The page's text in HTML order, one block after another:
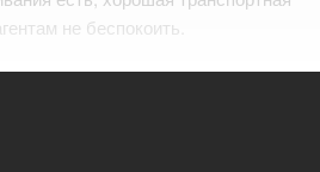
не беспокоить.